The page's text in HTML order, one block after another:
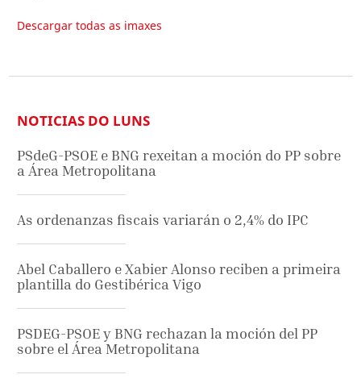
Descargar todas as imaxes
NOTICIAS DO LUNS
PSdeG-PSOE e BNG rexeitan a moción do PP sobre
a Área Metropolitana
As ordenanzas fiscais variarán o 2,4% do IPC
Abel Caballero e Xabier Alonso reciben a primeira
plantilla do Gestibérica Vigo
PSDEG-PSOE y BNG rechazan la moción del PP
sobre el Área Metropolitana